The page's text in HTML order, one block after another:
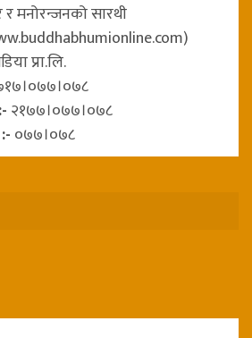
र मनोरन्जनको सारथी
प्रा.लि.
२१७७।०७७।०७८
०७७।०७८